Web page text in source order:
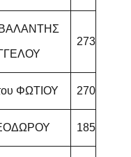
273
ΦΩΤΙΟΥ 270
185